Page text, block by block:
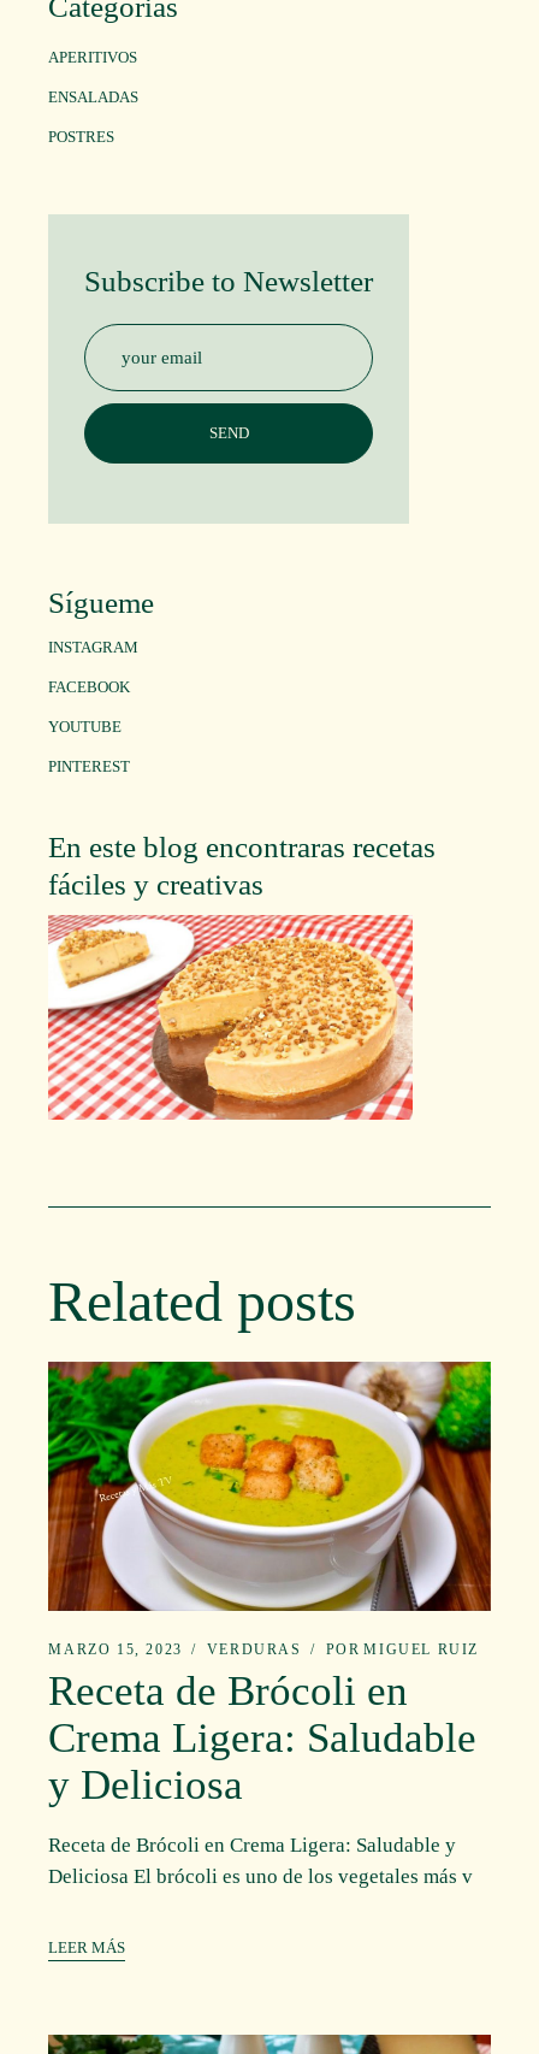
Categorias
APERITIVOS
ENSALADAS
POSTRES
Subscribe to Newsletter
Sígueme
INSTAGRAM
FACEBOOK
YOUTUBE
PINTEREST
En este blog encontraras recetas
fáciles y creativas
Related posts
MARZO 15, 2023 VERDURAS POR MIGUEL RUIZ
Receta de Brócoli en
Crema Ligera: Saludable
y Deliciosa
Receta de Brócoli en Crema Ligera: Saludable y
Deliciosa El brócoli es uno de los vegetales más v
LEER MÁS